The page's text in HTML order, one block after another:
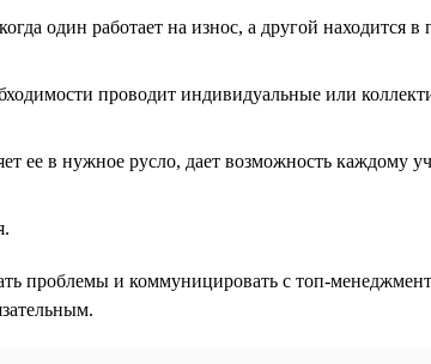
один работает на износ, а другой находится в
проводит индивидуальные или
ее в нужное русло, дает возможность каждому
проблемы и коммуницировать с топ-